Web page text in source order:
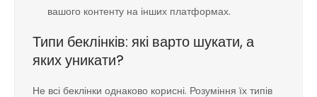
вашого контенту на інших платформах.
Типи беклінків: які варто шукати, а
яких уникати?
Не всі беклінки однаково корисні. Розуміння їх типів